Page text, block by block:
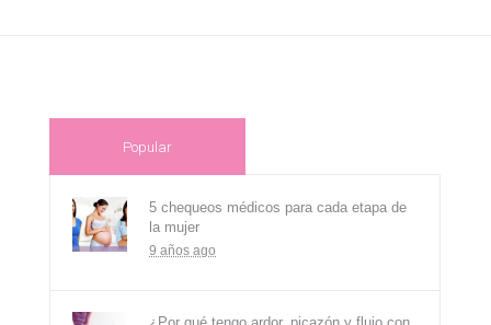
Popular
5 chequeos médicos para cada etapa de
la mujer
9 años ago